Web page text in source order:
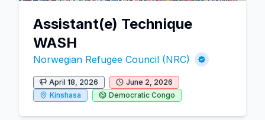
Assistant(e) Technique
WASH
Norwegian Refugee Council (NRC)
April 18, 2026
June 2, 2026
Kinshasa
Democratic Congo